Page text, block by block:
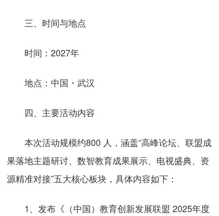
三、时间与地点
时间：2027年
地点：中国・武汉
四、主要活动内容
本次活动规模约800 人，涵盖“高峰论坛、联盟成
果落地主题研讨、数智教育成果展示、电视盛典、资
源精准对接”五大核心板块，具体内容如下：
1、发布《（中国）教育创新发展联盟 2025年度